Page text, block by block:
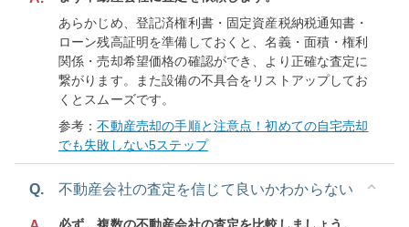
あらかじめ、登記済権利書・固定資産税納税通知書・
ローン残高証明を準備しておくと、名義・面積・権利
関係・売却希望価格の確認ができ、より正確な査定に
繋がります。また設備の不具合をリストアップしてお
くとスムーズです。
参考：不動産売却の手順と注意点！初めての自宅売却
でも失敗しない5ステップ
Q. 不動産会社の査定を信じて良いかわからない